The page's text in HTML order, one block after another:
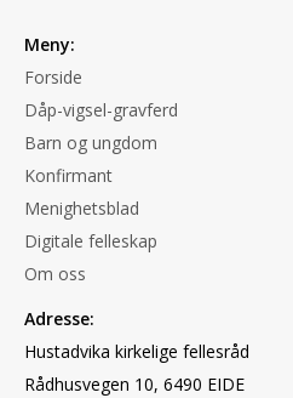
Meny:
Forside
Dåp-vigsel-gravferd
Barn og ungdom
Konfirmant
Menighetsblad
Digitale felleskap
Om oss
Adresse:
Hustadvika kirkelige fellesråd
Rådhusvegen 10, 6490 EIDE